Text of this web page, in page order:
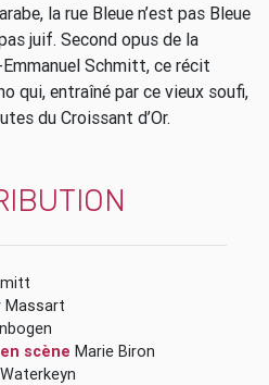
la rue Bleue n’est pas Bleue
juif. Second opus de la
Schmitt, ce récit
qui, entraîné par ce vieux soufi,
du Croissant d’Or.
Massart
scène Marie Biron